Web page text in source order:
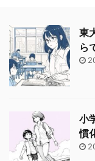
東
ら
小
慣